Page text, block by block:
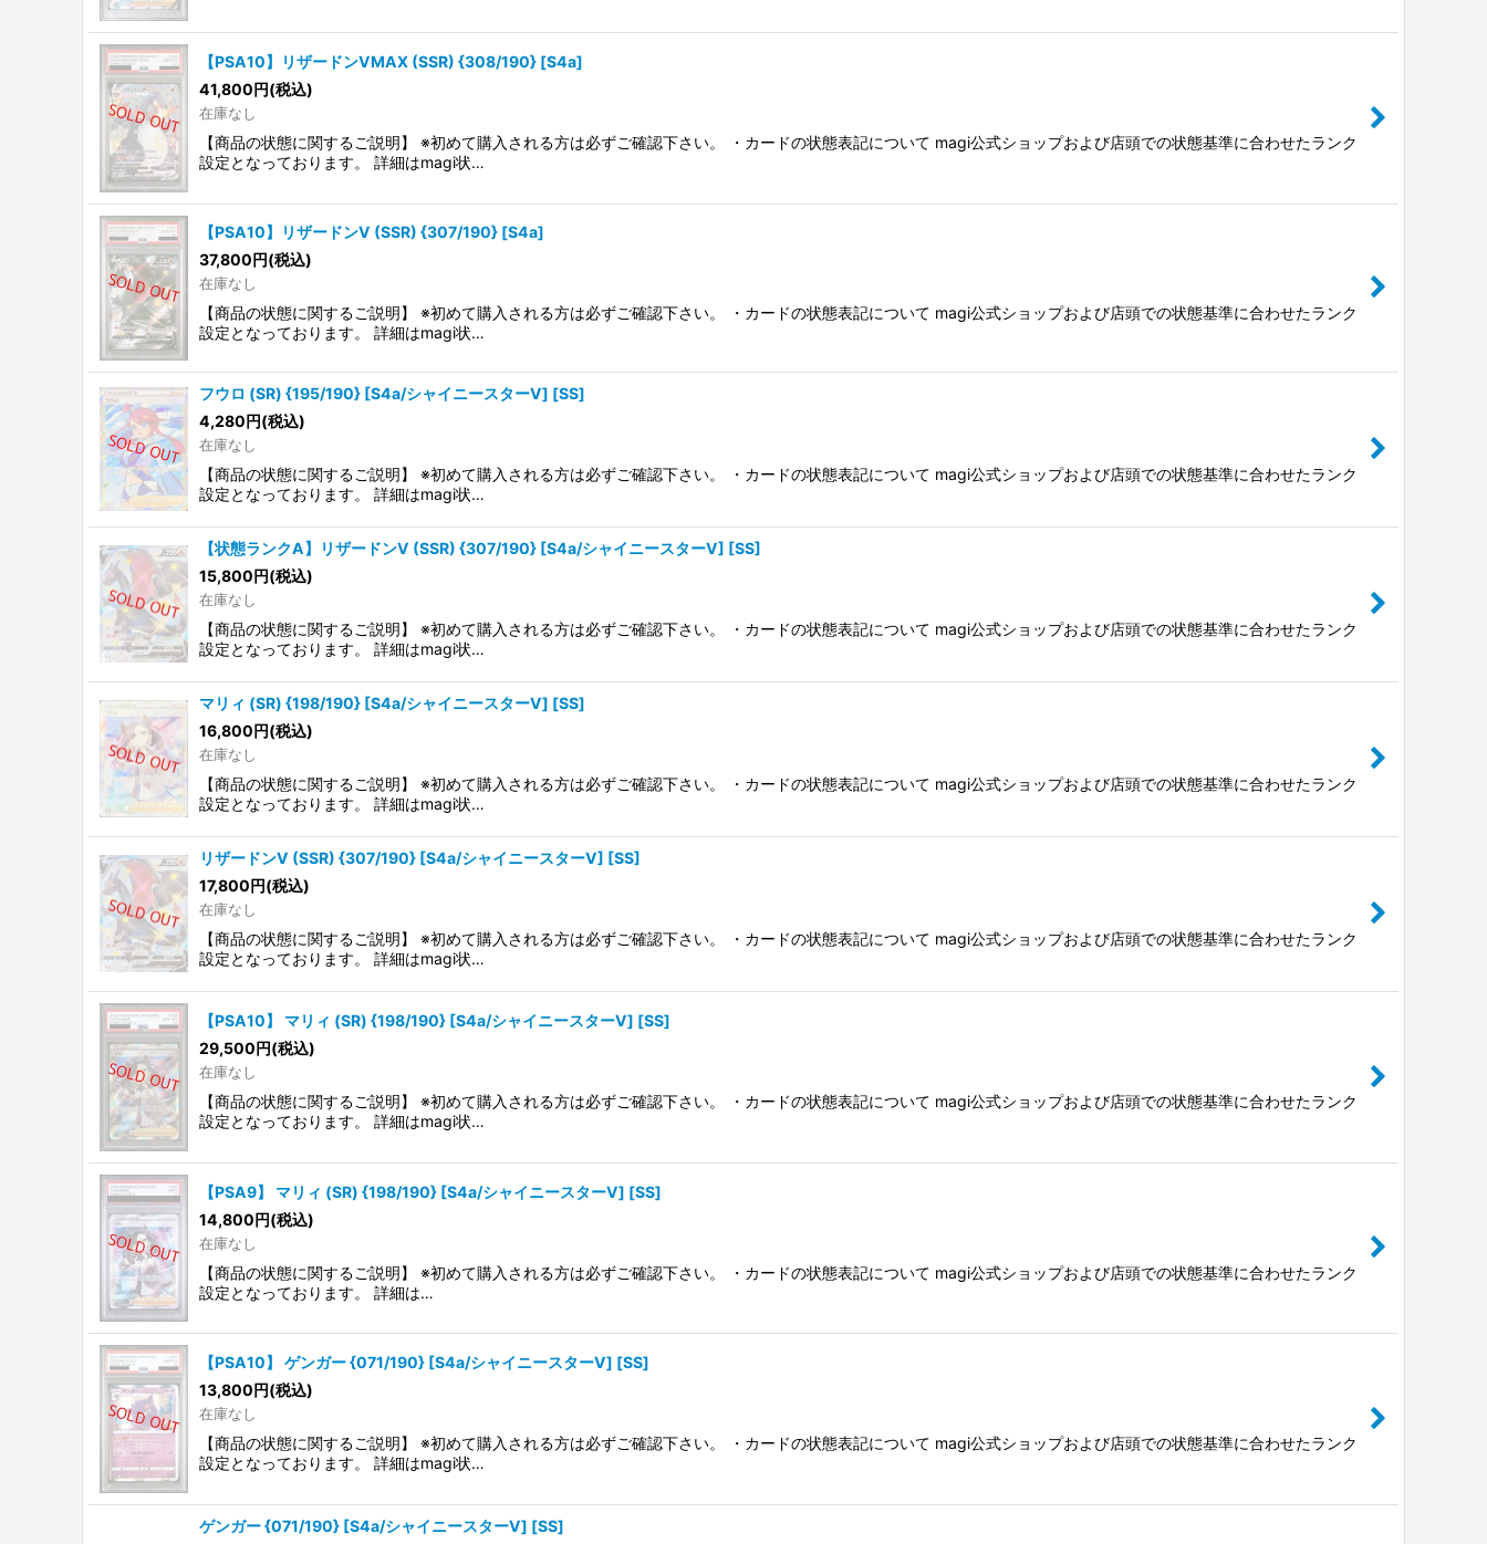
【PSA10】リザードンVMAX (SSR) {308/190} [S4a]
41,800円(税込)
在庫なし
【商品の状態に関するご説明】 ※初めて購入される方は必ずご確認下さい。 ・カードの状態表記について magi公式ショップおよび店頭での状態基準に合わせたランク
設定となっております。 詳細はmagi状…
【PSA10】リザードンV (SSR) {307/190} [S4a]
37,800円(税込)
在庫なし
【商品の状態に関するご説明】 ※初めて購入される方は必ずご確認下さい。 ・カードの状態表記について magi公式ショップおよび店頭での状態基準に合わせたランク
設定となっております。 詳細はmagi状…
フウロ (SR) {195/190} [S4a/シャイニースターV] [SS]
4,280円(税込)
在庫なし
【商品の状態に関するご説明】 ※初めて購入される方は必ずご確認下さい。 ・カードの状態表記について magi公式ショップおよび店頭での状態基準に合わせたランク
設定となっております。 詳細はmagi状…
【状態ランクA】リザードンV (SSR) {307/190} [S4a/シャイニースターV] [SS]
15,800円(税込)
在庫なし
【商品の状態に関するご説明】 ※初めて購入される方は必ずご確認下さい。 ・カードの状態表記について magi公式ショップおよび店頭での状態基準に合わせたランク
設定となっております。 詳細はmagi状…
マリィ (SR) {198/190} [S4a/シャイニースターV] [SS]
16,800円(税込)
在庫なし
【商品の状態に関するご説明】 ※初めて購入される方は必ずご確認下さい。 ・カードの状態表記について magi公式ショップおよび店頭での状態基準に合わせたランク
設定となっております。 詳細はmagi状…
リザードンV (SSR) {307/190} [S4a/シャイニースターV] [SS]
17,800円(税込)
在庫なし
【商品の状態に関するご説明】 ※初めて購入される方は必ずご確認下さい。 ・カードの状態表記について magi公式ショップおよび店頭での状態基準に合わせたランク
設定となっております。 詳細はmagi状…
【PSA10】 マリィ (SR) {198/190} [S4a/シャイニースターV] [SS]
29,500円(税込)
在庫なし
【商品の状態に関するご説明】 ※初めて購入される方は必ずご確認下さい。 ・カードの状態表記について magi公式ショップおよび店頭での状態基準に合わせたランク
設定となっております。 詳細はmagi状…
【PSA9】 マリィ (SR) {198/190} [S4a/シャイニースターV] [SS]
14,800円(税込)
在庫なし
【商品の状態に関するご説明】 ※初めて購入される方は必ずご確認下さい。 ・カードの状態表記について magi公式ショップおよび店頭での状態基準に合わせたランク
設定となっております。 詳細は…
【PSA10】 ゲンガー {071/190} [S4a/シャイニースターV] [SS]
13,800円(税込)
在庫なし
【商品の状態に関するご説明】 ※初めて購入される方は必ずご確認下さい。 ・カードの状態表記について magi公式ショップおよび店頭での状態基準に合わせたランク
設定となっております。 詳細はmagi状…
ゲンガー {071/190} [S4a/シャイニースターV] [SS]